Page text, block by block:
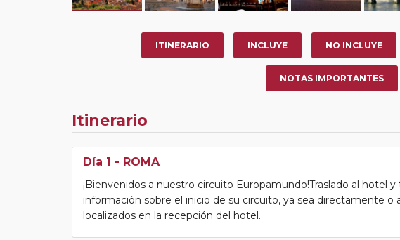
ITINERARIO INCLUYE NO INCLUYE
NOTAS IMPORTANTES
Itinerario
Día 1 - ROMA
¡Bienvenidos a nuestro circuito Europamundo!Traslado al hotel
información sobre el inicio de su circuito, ya sea directamente o
localizados en la recepción del hotel.